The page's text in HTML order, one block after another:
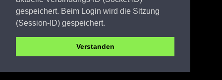
gespeichert. Beim Login wird die Sitzung
(Session-ID) gespeichert.
Verstanden
OSL FW Schwarzheide West